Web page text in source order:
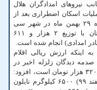
نیروهای امدادگران هلال
اسکان اضطراری بعد از
وقوع زلزله ۵.۶ دهم ریشتری شامگاه ۲۹ بهمن ماه در شهر سی
سخت مرکز شهرستان دنا این استان با توزیع ۲ هزار و ۶۱۱
اینکه ارزش ریالی اقلام
دیدگان زلزله اخیر در
سی سخت ۶ میلیارد و ۱۵۰ میلیون و ۳۲۰ هزار تومان است، افزود:
تا ساعت ۲۳ شب گذشته(شنبه ۲ اسفند ۹۹) ۶۵۰۰ کیلوگرم نایلون